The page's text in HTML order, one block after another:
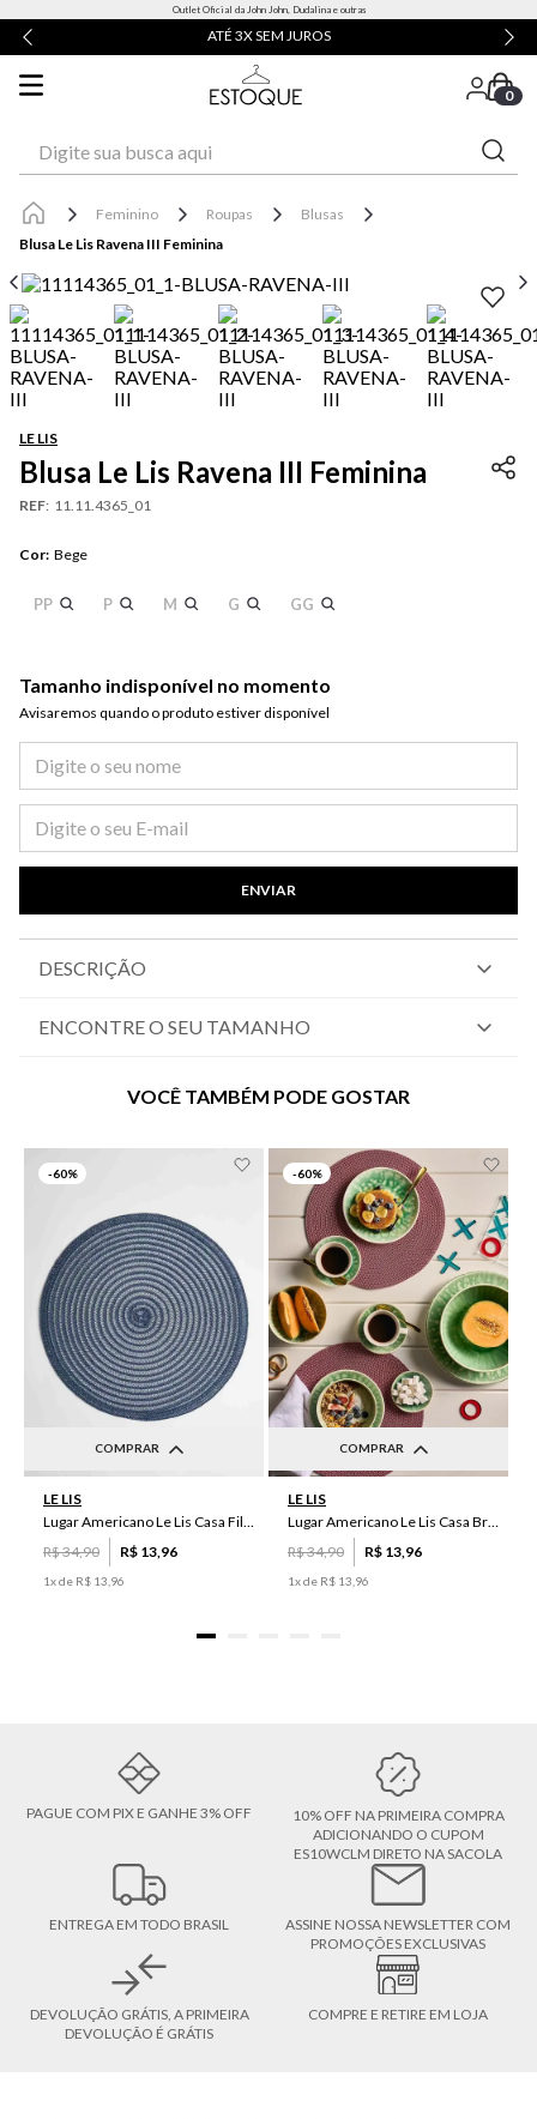
Outlet Oficial da John John, Dudalina e outras
ATÉ 3X SEM JUROS
0
Feminino Roupas
Blusas
Blusa Le Lis Ravena III Feminina
LE LIS
Blusa Le Lis Ravena III Feminina
REF: 11.11.4365_01
Cor: Bege
PP P M G GG
Tamanho indisponível no momento
Avisaremos quando o produto estiver disponível​
ENVIAR
DESCRIÇÃO
ENCONTRE O SEU TAMANHO
VOCÊ TAMBÉM PODE GOSTAR
-60%
COMPRAR
LE LIS
Lugar Americano Le Lis Casa Filipa
R$34,90 R$ 13 96
1x de R$ 13 96
-60%
COMPRAR
LE LIS
Lugar Americano Le Lis Casa Brenda
R$34,90 R$ 13 96
1x de R$ 13 96
PAGUE COM PIX E GANHE 3% OFF
10% OFF NA PRIMEIRA COMPRA
ADICIONANDO O CUPOM
ES10WCLM DIRETO NA SACOLA
ENTREGA EM TODO BRASIL
ASSINE NOSSA NEWSLETTER COM
PROMOÇÕES EXCLUSIVAS
DEVOLUÇÃO GRÁTIS, A PRIMEIRA
DEVOLUÇÃO É GRÁTIS
COMPRE E RETIRE EM LOJA